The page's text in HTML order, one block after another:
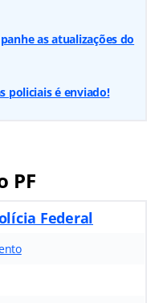
as atualizações do
policiais é enviado!
PF
Federal